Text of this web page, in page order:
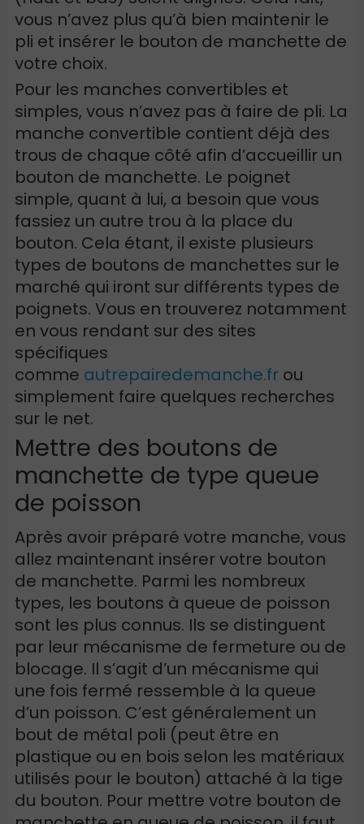
vous n’avez plus qu’à bien maintenir le
pli et insérer le bouton de manchette de
votre choix.
Pour les manches convertibles et
simples, vous n’avez pas à faire de pli. La
manche convertible contient déjà des
trous de chaque côté afin d’accueillir un
bouton de manchette. Le poignet
simple, quant à lui, a besoin que vous
fassiez un autre trou à la place du
bouton. Cela étant, il existe plusieurs
types de boutons de manchettes sur le
marché qui iront sur différents types de
poignets. Vous en trouverez notamment
en vous rendant sur des sites
spécifiques
comme autrepairedemanche.frou
simplement faire quelques recherches
sur le net.
Mettre des boutons de
manchette de type queue
de poisson
Après avoir préparé votre manche, vous
allez maintenant insérer votre bouton
de manchette. Parmi les nombreux
types, les boutons à queue de poisson
sont les plus connus. Ils se distinguent
par leur mécanisme de fermeture ou de
blocage. Il s’agit d’un mécanisme qui
une fois fermé ressemble à la queue
d’un poisson. C’est généralement un
bout de métal poli (peut être en
plastique ou en bois selon les matériaux
utilisés pour le bouton) attaché à la tige
du bouton. Pour mettre votre bouton de